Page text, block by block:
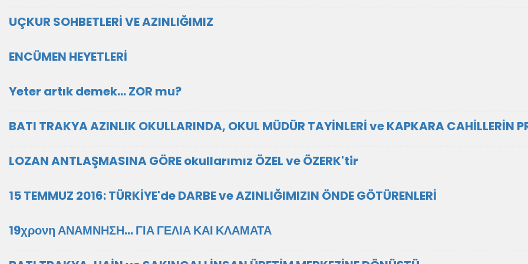
UÇKUR SOHBETLERİ VE AZINLIĞIMIZ
ENCÜMEN HEYETLERİ
Yeter artık demek... ZOR mu?
BATI TRAKYA AZINLIK OKULLARINDA, OKUL MÜDÜR TAYİNLERİ ve KAPKARA CAHİLLERİN
LOZAN ANTLAŞMASINA GÖRE okullarımız ÖZEL ve ÖZERK'tir
15 TEMMUZ 2016: TÜRKİYE'de DARBE ve AZINLIĞIMIZIN ÖNDE GÖTÜRENLERİ
19χρονη ΑΝΑΜΝΗΣΗ... ΓΙΑ ΓΕΛΙΑ ΚΑΙ ΚΛΑΜΑΤΑ